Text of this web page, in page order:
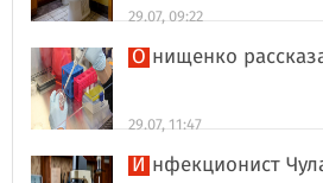
29.07, 09:22
Онищенко
29.07, 11:47
Инфекционист